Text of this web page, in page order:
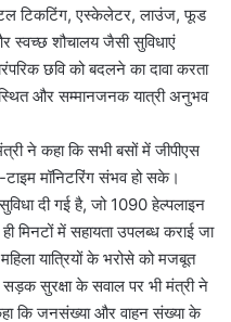
टिकटिंग, एस्केलेटर, लाउंज, फूड
स्वच्छ शौचालय जैसी सुविधाएं
छवि को बदलने का दावा करता
और सम्मानजनक यात्री अनुभव
ने कहा कि सभी बसों में जीपीएस
टाइम मॉनिटरिंग संभव हो सके।
दी गई है, जो 1090 हेल्पलाइन
मिनटों में सहायता उपलब्ध कराई जा
यात्रियों के भरोसे को मजबूत
सड़क सुरक्षा के सवाल पर भी मंत्री ने
कि जनसंख्या और वाहन संख्या के